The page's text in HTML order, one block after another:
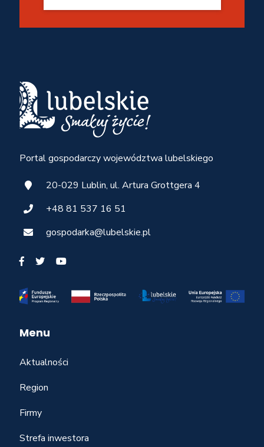
Portal gospodarczy województwa lubelskiego
20-029 Lublin, ul. Artura Grottgera 4
+48 81 537 16 51
gospodarka@lubelskie.pl
Menu
Aktualności
Region
Firmy
Strefa inwestora